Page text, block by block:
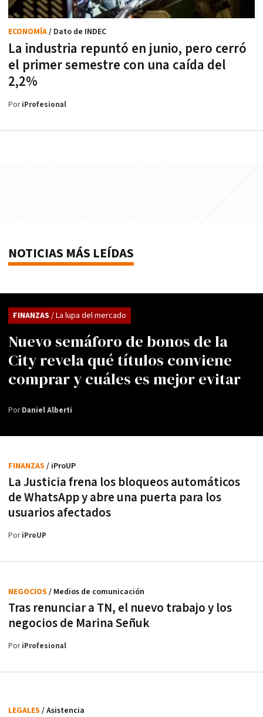
La industria repuntó en junio, pero cerró
el primer semestre con una caída del
2,2%
ECONOMÍA/ Dato de INDEC
PoriProfesional
NOTICIAS MÁS LEÍDAS
Nuevo semáforo de bonos de la
City revela qué títulos conviene
comprar y cuáles es mejor evitar
FINANZAS / La lupa del mercado
PorDaniel Alberti
La Justicia frena los bloqueos automáticos
de WhatsApp y abre una puerta para los
usuarios afectados
FINANZAS / iProUP
PoriProUP
Tras renunciar a TN, el nuevo trabajo y los
negocios de Marina Señuk
NEGOCIOS / Medios de comunicación
PoriProfesional
LEGALES / Asistencia